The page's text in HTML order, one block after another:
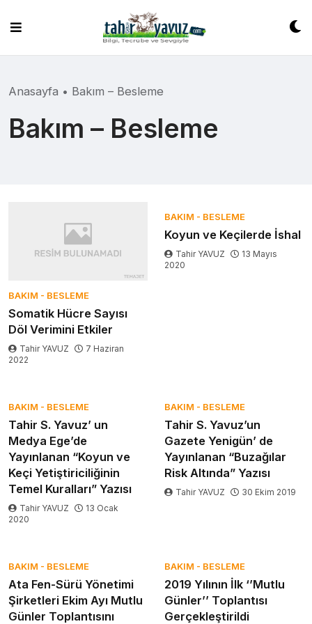
content
Anasayfa • Bakım – Besleme
Bakım – Besleme
BAKIM - BESLEME
Somatik Hücre Sayısı
Döl Verimini Etkiler
Tahir YAVUZ
7 Haziran
2022
BAKIM - BESLEME
Koyun ve Keçilerde İshal
Tahir YAVUZ
13 Mayıs
2020
BAKIM - BESLEME
Tahir S. Yavuz’ un
Medya Ege’de
Yayınlanan “Koyun ve
Keçi Yetiştiriciliğinin
Temel Kuralları” Yazısı
Tahir YAVUZ
13 Ocak
2020
BAKIM - BESLEME
Tahir S. Yavuz’un
Gazete Yenigün’ de
Yayınlanan “Buzağılar
Risk Altında” Yazısı
Tahir YAVUZ 30 Ekim 2019
BAKIM - BESLEME
Ata Fen-Sürü Yönetimi
Şirketleri Ekim Ayı Mutlu
Günler Toplantısını
BAKIM - BESLEME
2019 Yılının İlk ‘’Mutlu
Günler’’ Toplantısı
Gerçekleştirildi